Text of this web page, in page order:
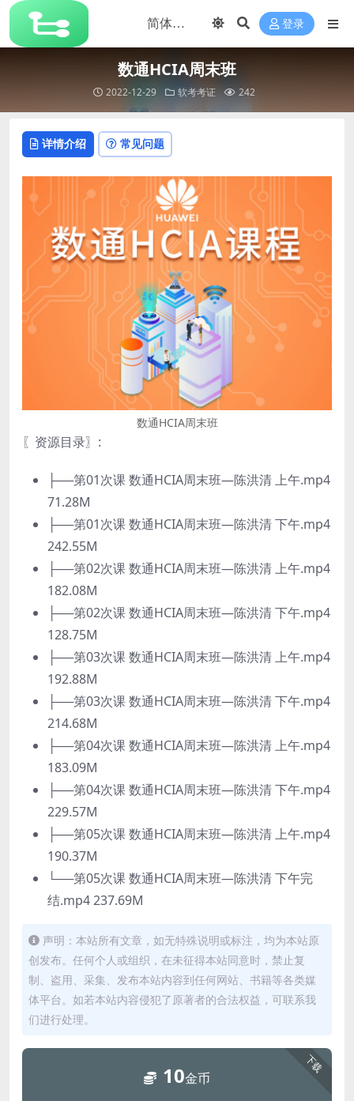
登录
数通HCIA周末班
2022-12-29 软考考证 242
详情介绍 常见问题
数通HCIA周末班
〖资源目录〗:
├──第01次课 数通HCIA周末班—陈洪清 上午.mp4
71.28M
├──第01次课 数通HCIA周末班—陈洪清 下午.mp4
242.55M
├──第02次课 数通HCIA周末班—陈洪清 上午.mp4
182.08M
├──第02次课 数通HCIA周末班—陈洪清 下午.mp4
128.75M
├──第03次课 数通HCIA周末班—陈洪清 上午.mp4
192.88M
├──第03次课 数通HCIA周末班—陈洪清 下午.mp4
214.68M
├──第04次课 数通HCIA周末班—陈洪清 上午.mp4
183.09M
├──第04次课 数通HCIA周末班—陈洪清 下午.mp4
229.57M
├──第05次课 数通HCIA周末班—陈洪清 上午.mp4
190.37M
└──第05次课 数通HCIA周末班—陈洪清 下午完
结.mp4 237.69M
声明：本站所有文章，如无特殊说明或标注，均为本站原
创发布。任何个人或组织，在未征得本站同意时，禁止复
制、盗用、采集、发布本站内容到任何网站、书籍等各类媒
体平台。如若本站内容侵犯了原著者的合法权益，可联系我
们进行处理。
下载
10金币